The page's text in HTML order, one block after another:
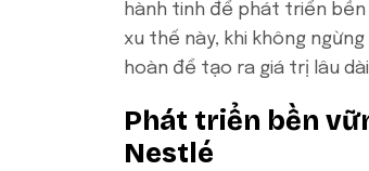
hành tinh để phát triển
xu thế này, khi không
hoàn để tạo ra giá trị lâu
Phát triển bền
Nestlé